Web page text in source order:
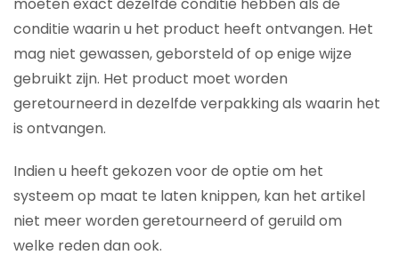
conditie waarin u het product heeft ontvangen. Het
mag niet gewassen, geborsteld of op enige wijze
gebruikt zijn. Het product moet worden
geretourneerd in dezelfde verpakking als waarin het
is ontvangen.
Indien u heeft gekozen voor de optie om het
systeem op maat te laten knippen, kan het artikel
niet meer worden geretourneerd of geruild om
welke reden dan ook.